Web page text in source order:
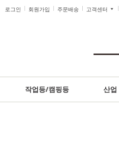
로그인 회원가입 주문배송 고객센터
작업등/캠핑등 산